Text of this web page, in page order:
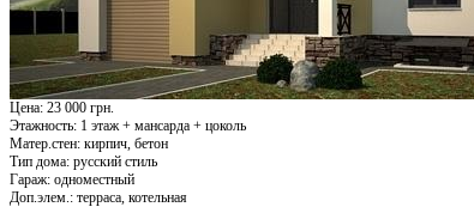
Цена: 23 000 грн.
Этажность: 1 этаж + мансарда + цоколь
Матер.стен: кирпич, бетон
Тип дома: русский стиль
Гараж: одноместный
Доп.элем.: терраса, котельная